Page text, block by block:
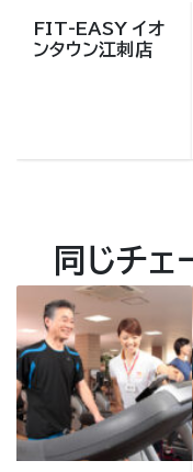
FIT-EASY イオ
ンタウン江刺店
同じチ